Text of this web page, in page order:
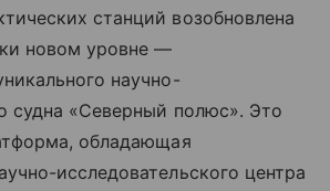
станций возобновлена
новом уровне —
научно-
судна «Северный полюс». Это
обладающая
исследовательского центра